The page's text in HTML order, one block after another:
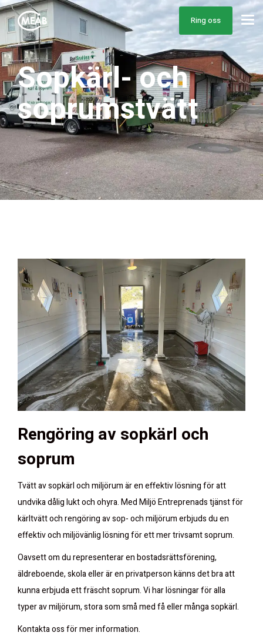
Ring oss
Sopkärl- och
soprumstvätt
Rengöring av sopkärl och
soprum
Tvätt av sopkärl och miljörum är en effektiv lösning för att
undvika dålig lukt och ohyra. Med Miljö Entreprenads tjänst för
kärltvätt och rengöring av sop- och miljörum erbjuds du en
effektiv och miljövänlig lösning för ett mer trivsamt soprum.
Oavsett om du representerar en bostadsrättsförening,
äldreboende, skola eller är en privatperson känns det bra att
kunna erbjuda ett fräscht soprum. Vi har lösningar för alla
typer av miljörum, stora som små med få eller många sopkärl.
Kontakta oss för mer information.